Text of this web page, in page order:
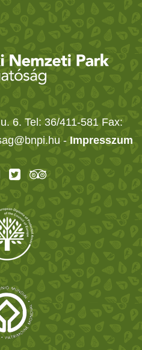
6. Tel: 36/411-581 Fax:
- Impresszum